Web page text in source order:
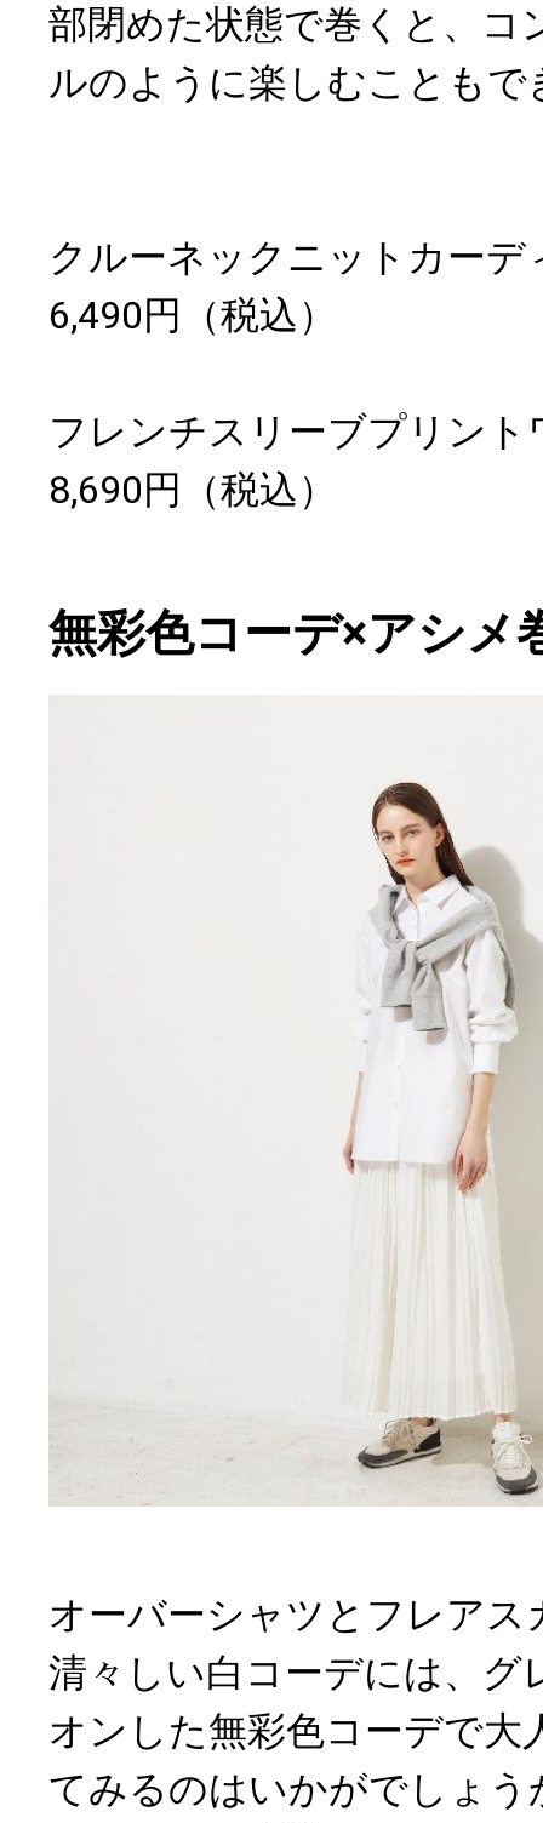
部閉めた状態で巻くと、コ
ルのように楽しむこともで
クルーネックニットカーデ
6,490円（税込）
フレンチスリーブプリント
8,690円（税込）
無彩色コーデ×アシメ
オーバーシャツとフレアス
清々しい白コーデには、グ
オンした無彩色コーデで大
てみるのはいかがでしょう